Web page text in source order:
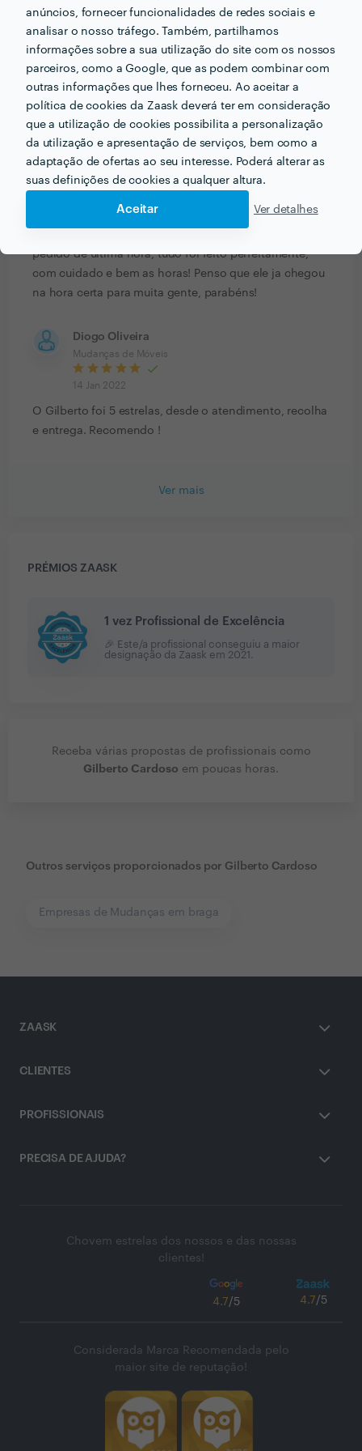
anúncios, fornecer funcionalidades de redes sociais e
analisar o nosso tráfego. Também, partilhamos
informações sobre a sua utilização do site com os nossos
parceiros, como a Google, que as podem combinar com
outras informações que lhes forneceu. Ao aceitar a
política de cookies da Zaask deverá ter em consideração
que a utilização de cookies possibilita a personalização
da utilização e apresentação de serviços, bem como a
adaptação de ofertas ao seu interesse. Poderá alterar as
suas definições de cookies a qualquer altura.
Aceitar Ver detalhes
Mudanças de Móveis
18 Jan 2022
qualquer tipo de problema!
Gabriel de Souza
Mudanças de Móveis
16 Jan 2022
pedido de última hora, tudo foi feito perfeitamente,
com cuidado e bem as horas! Penso que ele ja chegou
na hora certa para muita gente, parabéns!
Diogo Oliveira
Mudanças de Móveis
14 Jan 2022
O Gilberto foi 5 estrelas, desde o atendimento, recolha
e entrega. Recomendo !
Ver mais
PRÉMIOS ZAASK
1 vez Profissional de Excelência
🎉 Este/a profissional conseguiu a maior
designação da Zaask em 2021
Receba várias propostas de profissionais como
Gilberto Cardoso em poucas horas.
Outros serviços proporcionados por Gilberto Cardoso
Empresas de Mudanças em braga
ZAASK
CLIENTES
PROFISSIONAIS
PRECISA DE AJUDA?
Chovem estrelas dos nossos e das nossas
clientes!
4.7/5 4.7/5
Considerada Marca Recomendada pelo
maior site de reputação!